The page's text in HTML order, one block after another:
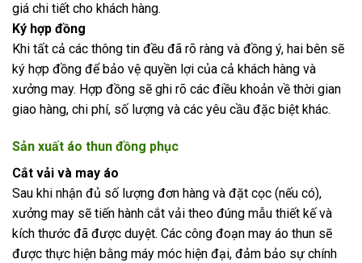
giá chi tiết cho khách hàng.
Ký hợp đồng
Khi tất cả các thông tin đều đã rõ ràng và đồng ý, hai bên sẽ
ký hợp đồng để bảo vệ quyền lợi của cả khách hàng và
xưởng may. Hợp đồng sẽ ghi rõ các điều khoản về thời gian
giao hàng, chi phí, số lượng và các yêu cầu đặc biệt khác.
Sản xuất áo thun đồng phục
Cắt vải và may áo
Sau khi nhận đủ số lượng đơn hàng và đặt cọc (nếu có),
xưởng may sẽ tiến hành cắt vải theo đúng mẫu thiết kế và
kích thước đã được duyệt. Các công đoạn may áo thun sẽ
được thực hiện bằng máy móc hiện đại, đảm bảo sự chính